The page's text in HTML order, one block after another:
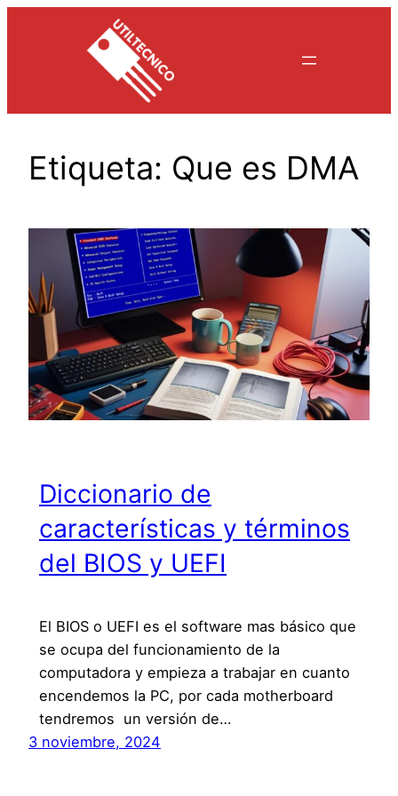
Etiqueta: Que es DMA
Diccionario de
características y términos
del BIOS y UEFI
El BIOS o UEFI es el software mas básico que
se ocupa del funcionamiento de la
computadora y empieza a trabajar en cuanto
encendemos la PC, por cada motherboard
tendremos un versión de…
3 noviembre, 2024